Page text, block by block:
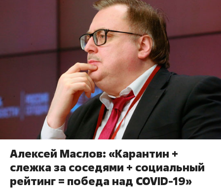
Алексей Маслов: «Карантин +
слежка за соседями + социальный
рейтинг = победа над COVID-19»